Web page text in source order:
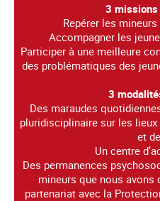
3
Repérer les
Accompagner les
Participer à une meilleure
des problématiques des
3
Des maraudes
pluridisciplinaire sur les lieux
et
Un centre
Des permanences
mineurs que nous avons
partenariat avec la